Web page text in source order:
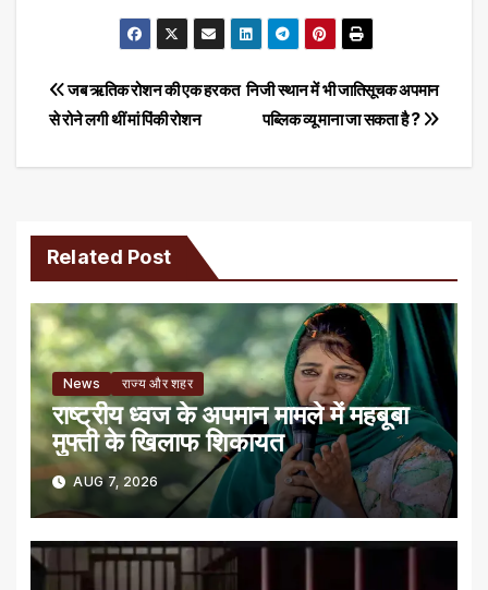
Post
navigation
निजी स्थान में भी जातिसूचक अपमान
पब्लिक व्यू माना जा सकता है ?
जब ऋतिक रोशन की एक हरकत
से रोने लगी थीं मां पिंकी रोशन
Related Post
News राज्य और शहर
राष्ट्रीय ध्वज के अपमान मामले में महबूबा
मुफ्ती के खिलाफ शिकायत
AUG 7, 2026